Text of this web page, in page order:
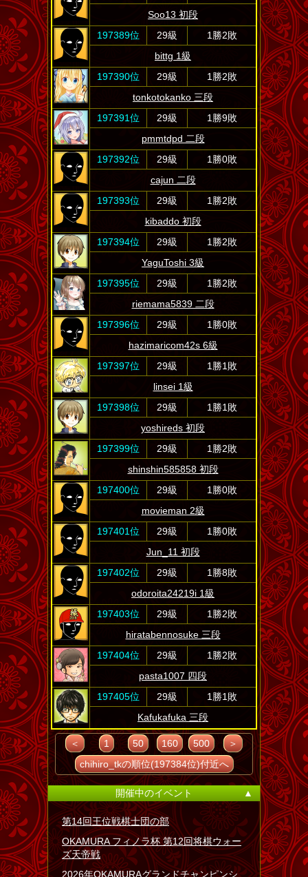
Soo13 初段
197389位
29級
1勝2敗
bittg 1級
197390位
29級
1勝2敗
tonkotokanko 三段
197391位
29級
1勝9敗
pmmtdpd 二段
197392位
29級
1勝0敗
cajun 二段
197393位
29級
1勝2敗
kibaddo 初段
197394位
29級
1勝2敗
YaguToshi 3級
197395位
29級
1勝2敗
riemama5839 二段
197396位
29級
1勝0敗
hazimaricom42s 6級
197397位
29級
1勝1敗
linsei 1級
197398位
29級
1勝1敗
yoshireds 初段
197399位
29級
1勝2敗
shinshin585858 初段
197400位
29級
1勝0敗
movieman 2級
197401位
29級
1勝0敗
Jun_11 初段
197402位
29級
1勝8敗
odoroita24219i 1級
197403位
29級
1勝2敗
hiratabennosuke 三段
197404位
29級
1勝2敗
pasta1007 四段
197405位
29級
1勝1敗
Kafukafuka 三段
＜ 1 50 160 500
＞
chihiro_tkの順位(197384位)付近へ
開催中のイベント ▲
第14回王位戦棋士団の部
OKAMURA フィノラ杯 第12回将棋ウォー
ズ天帝戦
2026年OKAMURAグランドチャンピンシ